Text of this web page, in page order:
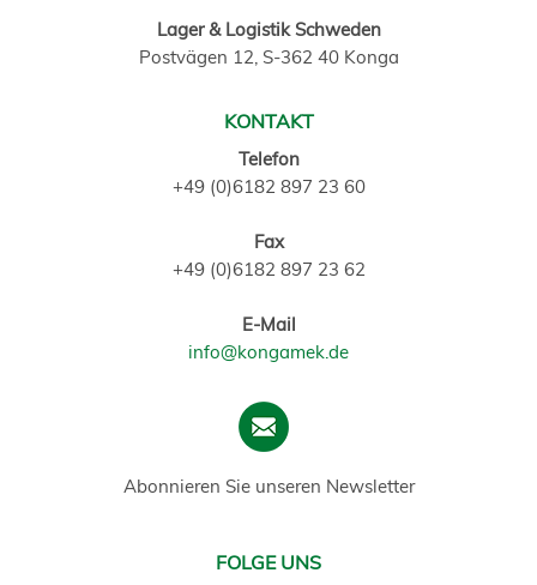
Lager & Logistik Schweden
Postvägen 12, S-362 40 Konga
KONTAKT
Telefon
+49 (0)6182 897 23 60
Fax
+49 (0)6182 897 23 62
E-Mail
info@kongamek.de
Abonnieren Sie unseren Newsletter
FOLGE UNS